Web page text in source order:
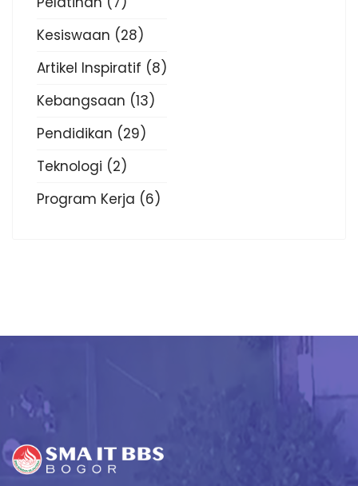
Kesiswaan (28)
Artikel Inspiratif (8)
Kebangsaan (13)
Pendidikan (29)
Teknologi (2)
Program Kerja (6)